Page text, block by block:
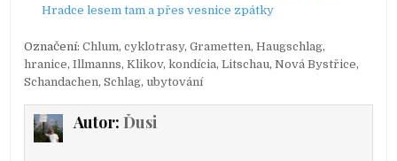
Hradce lesem tam a přes vesnice zpátky
Označení:Chlum,cyklotrasy,Grametten,Haugschlag,
hranice,Illmanns,Klikov,kondícia,Litschau,Nová Bystřice,
Schandachen,Schlag, ubytování
Autor: Ďusi